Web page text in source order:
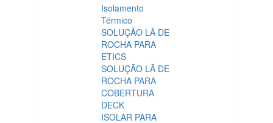
Isolamento
Térmico
SOLUÇÃO LÃ DE
ROCHA PARA
ETICS
SOLUÇÃO LÃ DE
ROCHA PARA
COBERTURA
DECK
ISOLAR PARA